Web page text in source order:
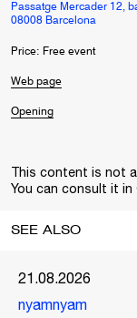
Passatge Mercader 12,
08008 Barcelona
Price: Free event
Web page
Opening
This content is not
You can consult it in
SEE ALSO
21.08.2026
nyamnyam